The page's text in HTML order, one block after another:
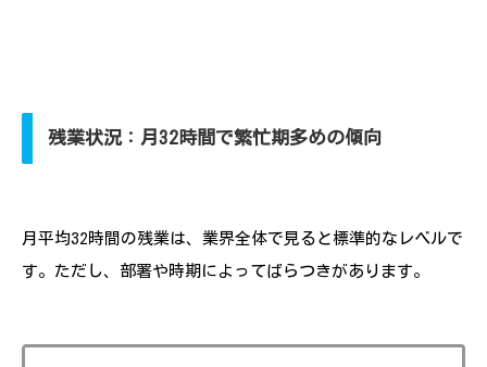
残業状況：月32時間で繁忙期多めの傾向
月平均32時間の残業は、業界全体で見ると標準的なレベルで
す。ただし、部署や時期によってばらつきがあります。